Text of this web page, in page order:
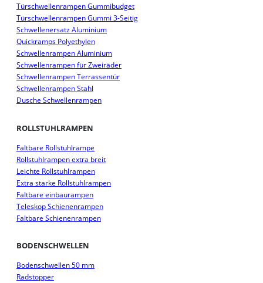
Türschwellenrampen Gummibudget
Türschwellenrampen Gummi 3-Seitig
Schwellenersatz Aluminium
Quickramps Polyethylen
Schwellenrampen Aluminium
Schwellenrampen für Zweiräder
Schwellenrampen Terrassentür
Schwellenrampen Stahl
Dusche Schwellenrampen
ROLLSTUHLRAMPEN
Faltbare Rollstuhlrampe
Rollstuhlrampen extra breit
Leichte Rollstuhlrampen
Extra starke Rollstuhlrampen
Faltbare einbaurampen
Teleskop Schienenrampen
Faltbare Schienenrampen
BODENSCHWELLEN
Bodenschwellen 50 mm
Radstopper